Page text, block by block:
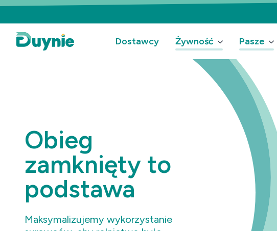
Dostawcy Żywność Pasze
Obieg
zamknięty to
podstawa
Maksymalizujemy wykorzystanie